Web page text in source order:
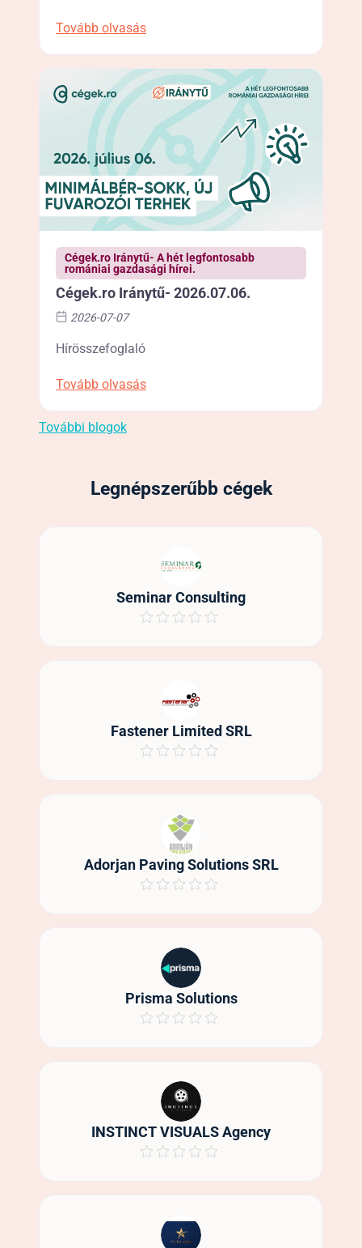
Tovább olvasás
Cégek.ro Iránytű- A hét legfontosabb
romániai gazdasági hírei.
Cégek.ro Iránytű- 2026.07.06.
2026-07-07
Hírösszefoglaló
Tovább olvasás
További blogok
Legnépszerűbb cégek
Seminar Consulting
Fastener Limited SRL
Adorjan Paving Solutions SRL
Prisma Solutions
INSTINCT VISUALS Agency